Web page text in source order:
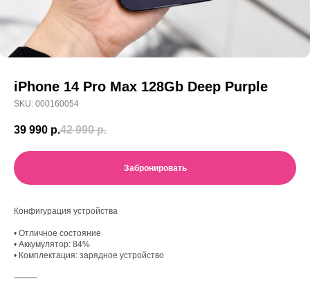
iPhone 14 Pro Max 128Gb Deep Purple
SKU: 000160054
39 990 р.42 990 р.
Забронировать
Конфигурация устройства
• Отличное состояние
• Аккумулятор: 84%
• Комплектация: зарядное устройство
⸻